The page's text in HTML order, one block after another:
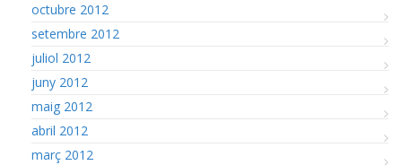
octubre 2012
setembre 2012
juliol 2012
juny 2012
maig 2012
abril 2012
març 2012